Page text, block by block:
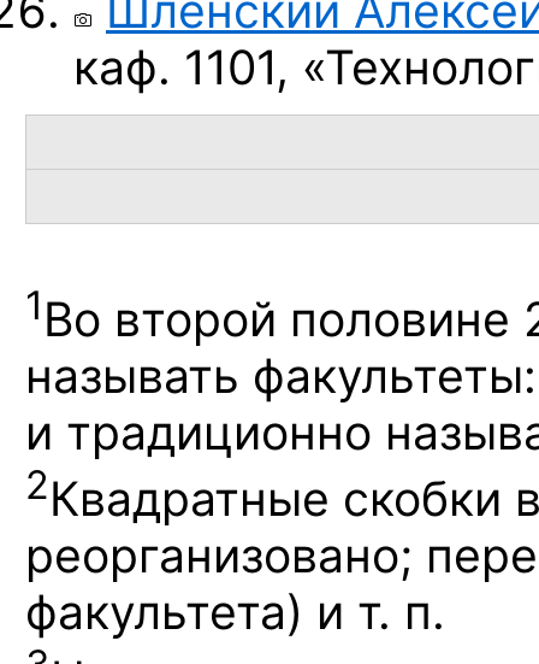
каф. 1101,
1Во второй половине
называть
и традиционно
2Квадратные скобки
реорганизовано;
факультета) и т. п.